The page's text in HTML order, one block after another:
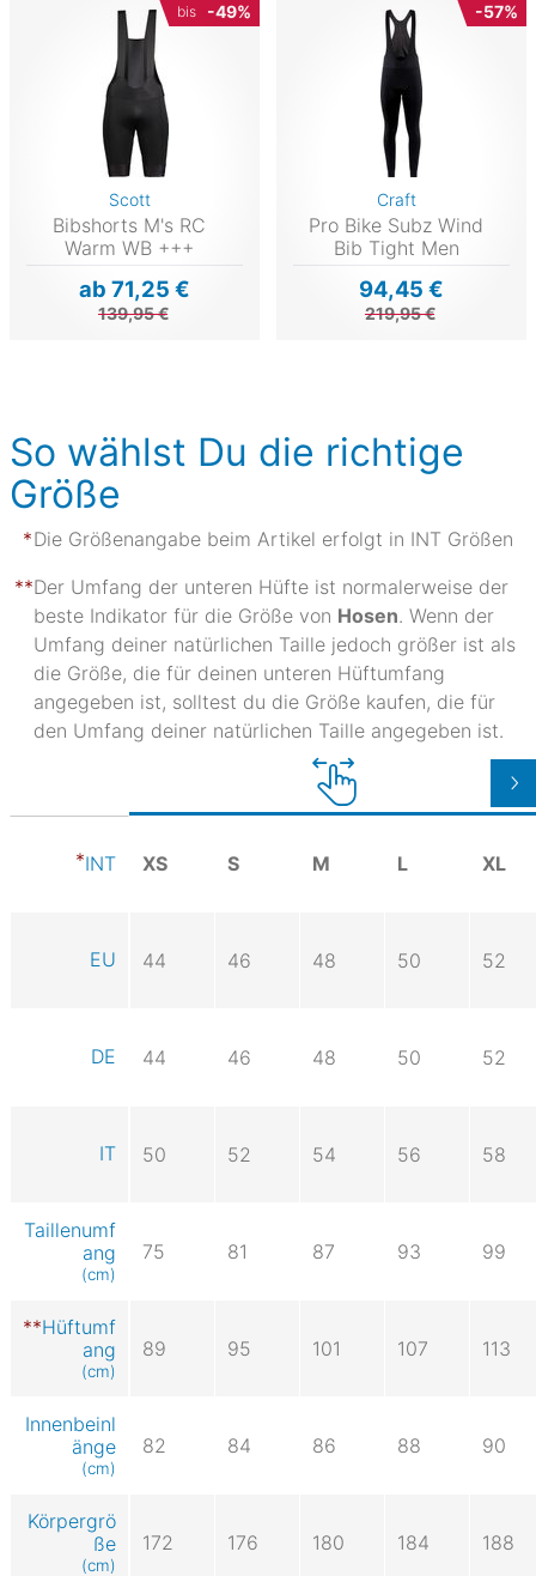
bis -49%
Scott
Bibshorts M's RC
Warm WB +++
ab 71,25 €
139,95 €
-57%
Craft
Pro Bike Subz Wind
Bib Tight Men
94,45 €
219,95 €
So wählst Du die richtige
Größe
Die Größenangabe beim Artikel erfolgt in INT Größen
Der Umfang der unteren Hüfte ist normalerweise der
beste Indikator für die Größe von Hosen. Wenn der
Umfang deiner natürlichen Taille jedoch größer ist als
die Größe, die für deinen unteren Hüftumfang
angegeben ist, solltest du die Größe kaufen, die für
den Umfang deiner natürlichen Taille angegeben ist.
INT XS S M L XL
EU 44 46 48 50 52
DE 44 46 48 50 52
IT 50 52 54 56 58
Taillenumf
ang
(cm)
75 81 87 93 99
Hüftumf
ang
(cm)
89 95 101 107 113
Innenbeinl
änge
(cm)
82 84 86 88 90
Körpergrö
ße
(cm)
172 176 180 184 188